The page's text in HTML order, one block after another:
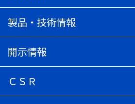
製品・技術情報
開示情報
ＣＳＲ